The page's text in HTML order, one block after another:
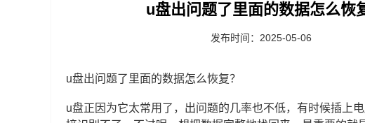
u盘出问题了里面的数据怎么恢
发布时间：2025-05-06
u盘出问题了里面的数据怎么恢复？
u盘正因为它太常用了，出问题的几率也不低，有时候插上